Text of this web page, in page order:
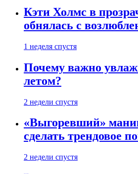
Кэти Холмс в
обнялась с
1 неделя спустя
Почему важно
летом?
2 недели спустя
«Выгоревший»
сделать трендовое
2 недели спустя